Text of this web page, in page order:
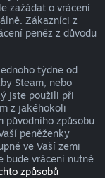
zažádat o vrácení
Zákazníci z
peněz z důvodu
týdne od
Steam, nebo
jste použili při
z jakéhokoli
původního způsobu
peněženky
ve Vaší zemi
bude vrácení nutné
způsobů